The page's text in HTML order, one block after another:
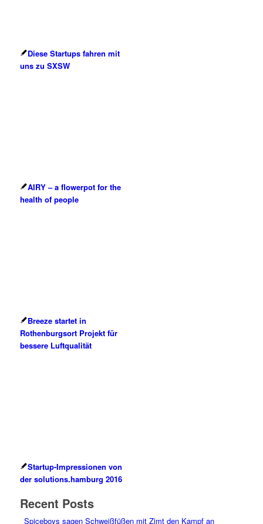
Diese Startups fahren mit
uns zu SXSW
AIRY – a flowerpot for the
health of people
Breeze startet in
Rothenburgsort Projekt für
bessere Luftqualität
Startup-Impressionen von
der solutions.hamburg 2016
Recent Posts
Spiceboys sagen Schweißfüßen mit Zimt den Kampf an